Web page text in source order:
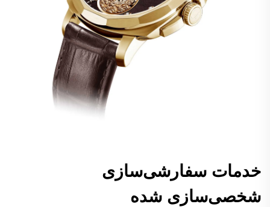
خدمات سفارشی‌سازی
شخصی‌سازی شده